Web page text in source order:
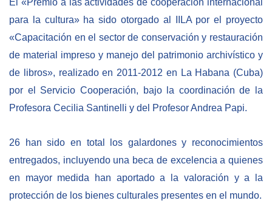
AL-INVEST Verde
MEDIOS
Fotos
Vídeos
Audios
para la cultura» ha sido otorgado al IILA por el proyecto
«Capacitación en el sector de conservación y restauración
de material impreso y manejo del patrimonio archivístico y
de libros», realizado en 2011-2012 en La Habana (Cuba)
por el Servicio Cooperación, bajo la coordinación de la
Profesora Cecilia Santinelli y del Profesor Andrea Papi.
26 han sido en total los galardones y reconocimientos
entregados, incluyendo una beca de excelencia a quienes
en mayor medida han aportado a la valoración y a la
protección de los bienes culturales presentes en el mundo.